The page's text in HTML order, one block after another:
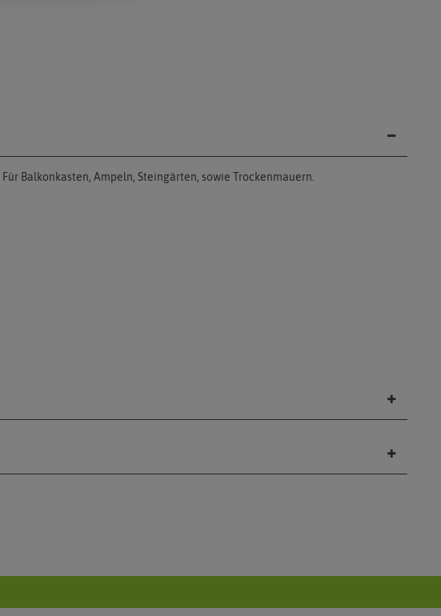
Balkonkasten, Ampeln, Steingärten, sowie Trockenmauern.